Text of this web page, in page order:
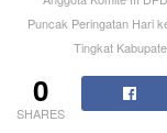
Puncak Peringatan Hari
Tingkat
0
SHARES